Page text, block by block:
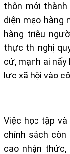
thôn mới
diện mạo hàng
hàng triệu
thực thi nghị
cứ, mạnh ai
lực xã hội vào
Việc học tập
chính sách còn
cao nhận